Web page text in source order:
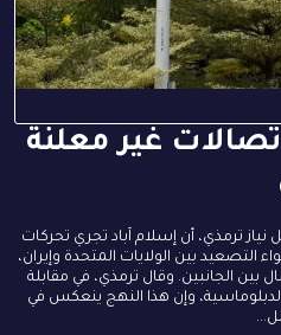
غير معلنة
ترمذي، أن إسلام آباد تجري تحركات
التصعيد بين الولايات المتحدة وإيران،
بين الجانبين. وقال ترمذي، في مقابلة
وإن هذا النهج ينعكس في